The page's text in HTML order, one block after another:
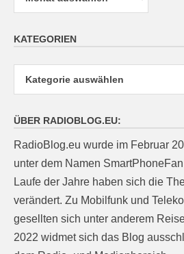
KATEGORIEN
ÜBER RADIOBLOG.EU:
RadioBlog.eu wurde im Februar
unter dem Namen
Laufe der Jahre haben sich die
verändert. Zu Mobilfunk und
gesellten sich unter anderem
2022 widmet sich das Blog